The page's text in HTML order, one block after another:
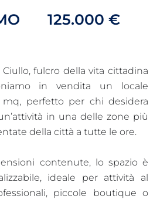
125.000 €
fulcro della vita cittadina
in vendita un locale
perfetto per chi desidera
in una delle zone più
della città a tutte le ore.
contenute, lo spazio è
ideale per attività al
piccole boutique o